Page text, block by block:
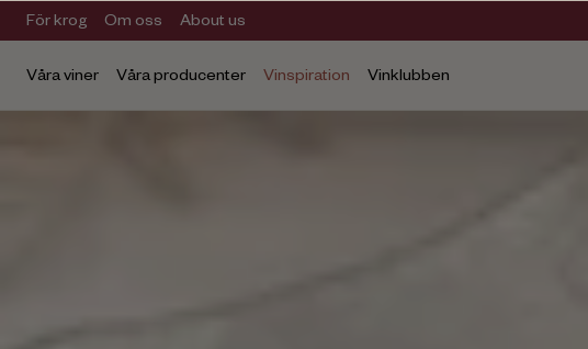
För krog Om oss About us
Våra viner Våra producenter Vinspiration Vinklubben